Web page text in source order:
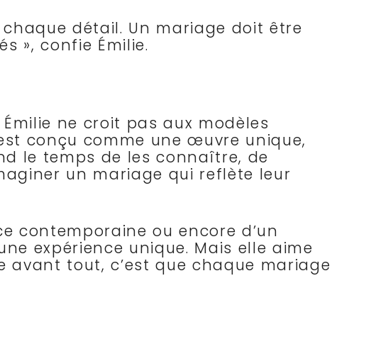
détail. Un mariage doit être
», confie Émilie.
ne croit pas aux modèles
conçu comme une œuvre unique,
le temps de les connaître, de
un mariage qui reflète leur
contemporaine ou encore d’un
expérience unique. Mais elle aime
avant tout, c’est que chaque mariage